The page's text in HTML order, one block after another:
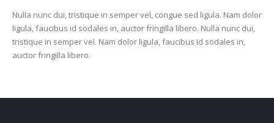
Nulla nunc dui, tristique in semper vel, congue sed ligula. Nam dolor
ligula, faucibus id sodales in, auctor fringilla libero. Nulla nunc dui,
tristique in semper vel. Nam dolor ligula, faucibus id sodales in,
auctor fringilla libero.